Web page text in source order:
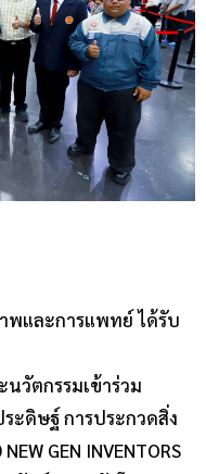
พและการแพทย์ ได้รับ
วัตกรรมเข้าร่วม
ะดิษฐ์ การประกวดสิ่ง
GEN INVENTORS